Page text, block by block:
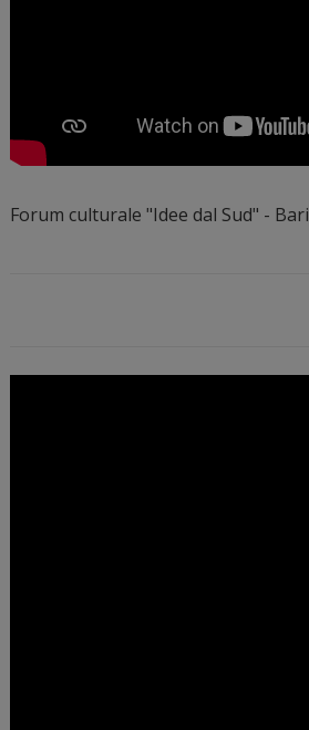
Forum culturale "Idee dal Sud" - Bari